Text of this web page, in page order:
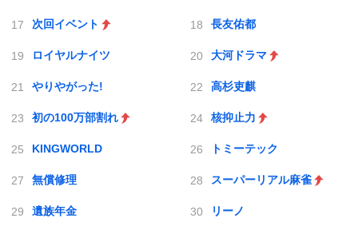
次回イベント 長友佑都
ロイヤルナイツ 大河ドラマ
やりやがった! 高杉吏麒
初の100万部割れ 核抑止力
KINGWORLD トミーテック
無償修理 スーパーリアル麻雀
遺族年金 リーノ